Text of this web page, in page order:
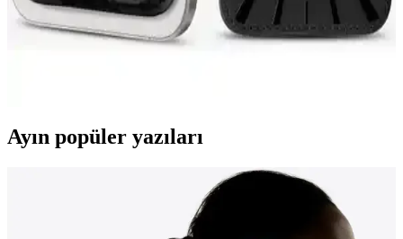
manyetik cüzdan özellikleri ve kullanım avantajları
MagFit iPhone cüzdan, MagSafe uyumlu, 3 kart kapasiteli, şık
Ayın popüler yazıları